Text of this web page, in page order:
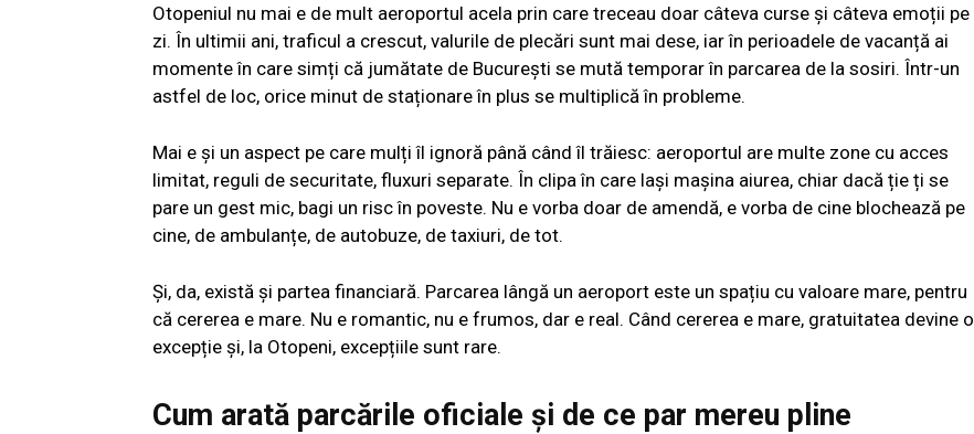
Otopeniul nu mai e de mult aeroportul acela prin care treceau doar câteva curse și câteva emoții pe
zi. În ultimii ani, traficul a crescut, valurile de plecări sunt mai dese, iar în perioadele de vacanță ai
momente în care simți că jumătate de București se mută temporar în parcarea de la sosiri. Într-un
astfel de loc, orice minut de staționare în plus se multiplică în probleme.
Mai e și un aspect pe care mulți îl ignoră până când îl trăiesc: aeroportul are multe zone cu acces
limitat, reguli de securitate, fluxuri separate. În clipa în care lași mașina aiurea, chiar dacă ție ți se
pare un gest mic, bagi un risc în poveste. Nu e vorba doar de amendă, e vorba de cine blochează pe
cine, de ambulanțe, de autobuze, de taxiuri, de tot.
Și, da, există și partea financiară. Parcarea lângă un aeroport este un spațiu cu valoare mare, pentru
că cererea e mare. Nu e romantic, nu e frumos, dar e real. Când cererea e mare, gratuitatea devine o
excepție și, la Otopeni, excepțiile sunt rare.
Cum arată parcările oficiale și de ce par mereu pline